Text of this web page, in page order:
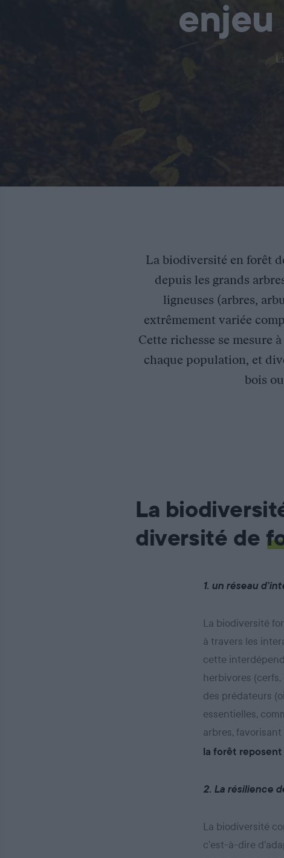
La biodiversité en forêt
depuis les grands
ligneuses (arbres,
extrêmement variée
Cette richesse se mesure
chaque population, et
bois
La
diversité de
1. un réseau
La biodiversité
à travers les
cette
herbivores
des prédateurs
essentielles,
arbres, favorisant
la forêt reposent
2. La résilience
La biodiversité
c’est-à-dire